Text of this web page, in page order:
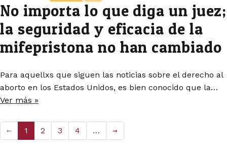
No importa lo que diga un juez;
la seguridad y eficacia de la
mifepristona no han cambiado
Para aquellxs que siguen las noticias sobre el derecho al
aborto en los Estados Unidos, es bien conocido que la…
Ver más »
← 1 2 3 4 … →